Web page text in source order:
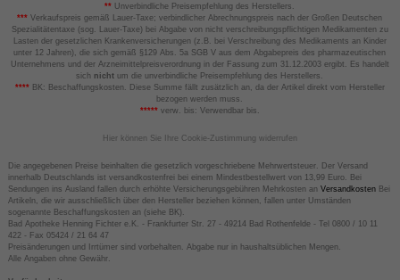
** Unverbindliche Preisempfehlung des Herstellers.
*** Verkaufspreis gemäß Lauer-Taxe; verbindlicher Abrechnungspreis nach der Großen Deutschen
Spezialitätentaxe (sog. Lauer-Taxe) bei Abgabe von nicht verschreibungspflichtigen Medikamenten zu
Lasten der gesetzlichen Krankenversicherungen (z.B. bei Verschreibung des Medikaments an Kinder
unter 12 Jahren), die sich gemäß §129 Abs. 5a SGB V aus dem Abgabepreis des pharmazeutischen
Unternehmens und der Arzneimittelpreisverordnung in der Fassung zum 31.12.2003 ergibt. Es handelt
sich nicht um die unverbindliche Preisempfehlung des Herstellers.
****BK: Beschaffungskosten. Diese Summe fällt zusätzlich an, da der Artikel direkt vom Hersteller
bezogen werden muss.
*****verw. bis: Verwendbar bis.
Hier können Sie Ihre Cookie-Zustimmung widerrufen
Die angegebenen Preise beinhalten die gesetzlich vorgeschriebene Mehrwertsteuer. Der Versand
innerhalb Deutschlands ist versandkostenfrei bei einem Mindestbestellwert von 13,99 Euro. Bei
Sendungen ins Ausland fallen durch erhöhte Versicherungsgebühren Mehrkosten an VersandkostenBei
Artikeln, die wir ausschließlich über den Hersteller beziehen können, fallen unter Umständen
sogenannte Beschaffungskosten an (siehe BK).
Bad Apotheke Henning Fichter e.K. - Frankfurter Str. 27 - 49214 Bad Rothenfelde - Tel 0800 / 10 11
422 - Fax 05424 / 21 64 47
Preisänderungen und Irrtümer sind vorbehalten. Abgabe nur in haushaltsüblichen Mengen.
Alle Angaben ohne Gewähr.